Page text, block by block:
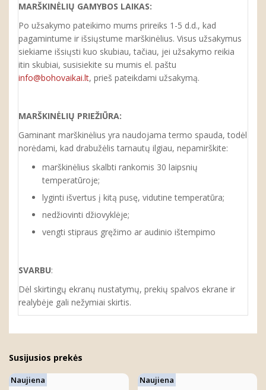
MARŠKINĖLIŲ GAMYBOS LAIKAS:
Po užsakymo pateikimo mums prireiks 1-5 d.d., kad
pagamintume ir išsiųstume marškinėlius. Visus užsakymus
siekiame išsiųsti kuo skubiau, tačiau, jei užsakymo reikia
itin skubiai, susisiekite su mumis el. paštu
info@bohovaikai.lt, prieš pateikdami užsakymą.
MARŠKINĖLIŲ PRIEŽIŪRA:
Gaminant marškinėlius yra naudojama termo spauda, todėl
norėdami, kad drabužėlis tarnautų ilgiau, nepamirškite:
marškinėlius skalbti rankomis 30 laipsnių
temperatūroje;
lyginti išvertus į kitą pusę, vidutine temperatūra;
nedžiovinti džiovyklėje;
vengti stipraus gręžimo ar audinio ištempimo
SVARBU:
Dėl skirtingų ekranų nustatymų, prekių spalvos ekrane ir
realybėje gali nežymiai skirtis.
Susijusios prekės
Naujiena Naujiena